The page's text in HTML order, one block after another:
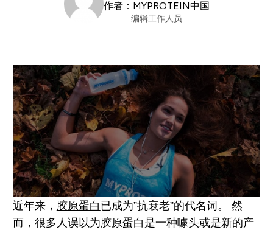
作者：MYPROTEIN中国
编辑工作人员
近年来， 胶原蛋白 已成为”抗衰老”的代名词。 然
而，很多人误以为胶原蛋白是一种噱头或是新的产